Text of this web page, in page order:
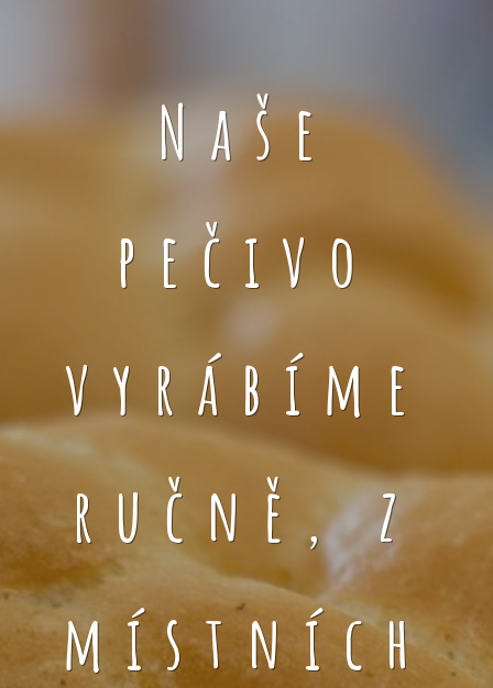
Naše
pečivo
vyrábíme
ručně, z
místních